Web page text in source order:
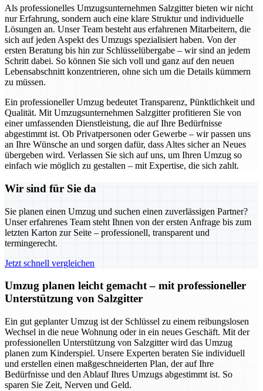
Als professionelles Umzugsunternehmen Salzgitter bieten wir nicht
nur Erfahrung, sondern auch eine klare Struktur und individuelle
Lösungen an. Unser Team besteht aus erfahrenen Mitarbeitern, die
sich auf jeden Aspekt des Umzugs spezialisiert haben. Von der
ersten Beratung bis hin zur Schlüsselübergabe – wir sind an jedem
Schritt dabei. So können Sie sich voll und ganz auf den neuen
Lebensabschnitt konzentrieren, ohne sich um die Details kümmern
zu müssen.
Ein professioneller Umzug bedeutet Transparenz, Pünktlichkeit und
Qualität. Mit Umzugsunternehmen Salzgitter profitieren Sie von
einer umfassenden Dienstleistung, die auf Ihre Bedürfnisse
abgestimmt ist. Ob Privatpersonen oder Gewerbe – wir passen uns
an Ihre Wünsche an und sorgen dafür, dass Altes sicher an Neues
übergeben wird. Verlassen Sie sich auf uns, um Ihren Umzug so
einfach wie möglich zu gestalten – mit Expertise, die sich zahlt.
Wir sind für Sie da
Sie planen einen Umzug und suchen einen zuverlässigen Partner?
Unser erfahrenes Team steht Ihnen von der ersten Anfrage bis zum
letzten Karton zur Seite – professionell, transparent und
termingerecht.
Jetzt schnell vergleichen
Umzug planen leicht gemacht – mit professioneller
Unterstützung von Salzgitter
Ein gut geplanter Umzug ist der Schlüssel zu einem reibungslosen
Wechsel in die neue Wohnung oder in ein neues Geschäft. Mit der
professionellen Unterstützung von Salzgitter wird das Umzug
planen zum Kinderspiel. Unsere Experten beraten Sie individuell
und erstellen einen maßgeschneiderten Plan, der auf Ihre
Bedürfnisse und den Ablauf Ihres Umzugs abgestimmt ist. So
sparen Sie Zeit, Nerven und Geld.